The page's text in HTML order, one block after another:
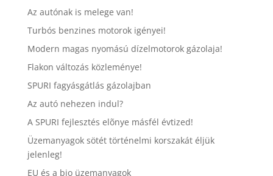
Az autónak is melege van!
Turbós benzines motorok igényei!
Modern magas nyomású dízelmotorok gázolaja!
Flakon változás közleménye!
SPURI fagyásgátlás gázolajban
Az autó nehezen indul?
A SPURI fejlesztés elõnye másfél évtized!
Üzemanyagok sötét történelmi korszakát éljük
jelenleg!
EU és a bio üzemanyagok